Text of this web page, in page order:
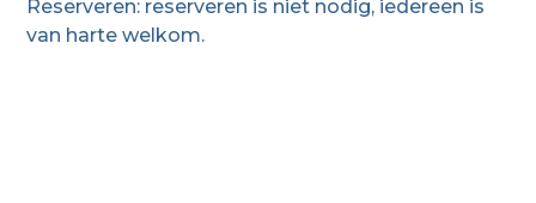
Reserveren: reserveren is niet nodig, iedereen is
van harte welkom.